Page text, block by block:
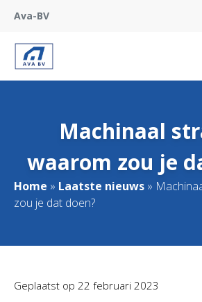
Ava-BV
Machinaal
waarom zou je
Home » Laatste nieuws »
zou je dat doen?
Geplaatst op 22 februari 2023